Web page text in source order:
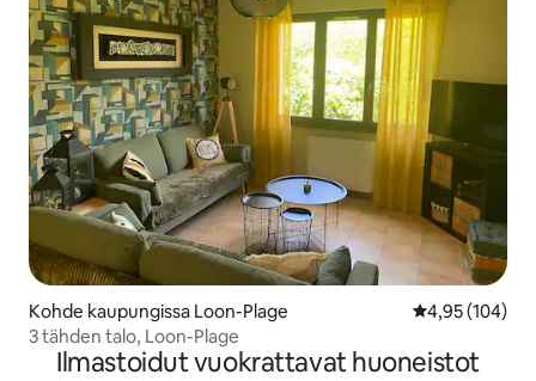
Kohde kaupungissa Loon-Plage
4,95 (104)
3 tähden talo, Loon-Plage
Ilmastoidut vuokrattavat huoneistot